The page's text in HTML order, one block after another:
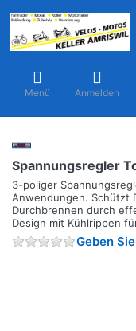
Menü Anmelden
Spannungsregler
3-poliger
Anwendungen. Schützt
Durchbrennen durch
Design mit Kühlrippen
Geben